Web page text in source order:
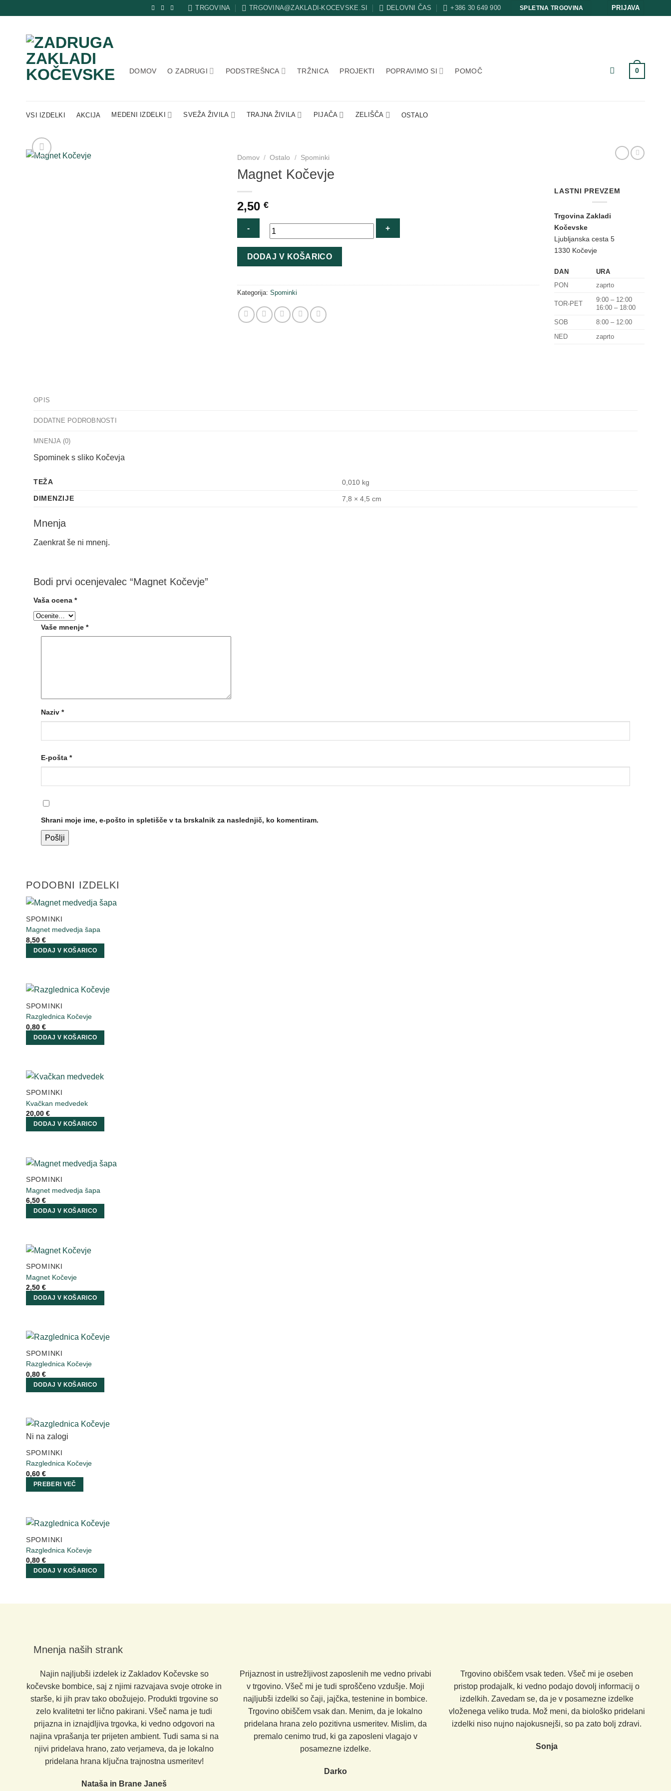
to
TRGOVINA TRGOVINA@ZAKLADI-KOCEVSKE.SI DELOVNI ČAS +386 30 649 900 SPLETNA TRGOVINA PRIJAVA
DOMOV O ZADRUGI PODSTREŠNCA TRŽNICA PROJEKTI POPRAVIMO SI POMOČ 0
VSI IZDELKI AKCIJA MEDENI IZDELKI SVEŽA ŽIVILA TRAJNA ŽIVILA PIJAČA ZELIŠČA OSTALO
Domov / Ostalo / Spominki
Magnet Kočevje
2,50€
Magnet
DODAJ V KOŠARICO
Kategorija:Spominki
LASTNI PREVZEM
Trgovina Zakladi
Kočevske
Ljubljanska cesta 5
1330 Kočevje
DAN
URA
PON
zaprto
TOR-PET
9:00 – 12:00
16:00 – 18:00
SOB
8:00 – 12:00
NED
zaprto
OPIS
DODATNE PODROBNOSTI
MNENJA (0)
Spominek s sliko Kočevja
TEŽA
0,010 kg
DIMENZIJE
7,8 × 4,5 cm
Mnenja
Zaenkrat še ni mnenj.
Bodi prvi ocenjevalec “Magnet Kočevje”
Vaša ocena *
Vaše mnenje *
Naziv *
E-pošta *
Shrani moje ime, e-pošto in spletišče v ta brskalnik za naslednjič, ko komentiram.
PODOBNI IZDELKI
SPOMINKI
Magnet medvedja šapa
8,50 €
DODAJ V KOŠARICO
SPOMINKI
Razglednica Kočevje
0,80 €
DODAJ V KOŠARICO
SPOMINKI
Kvačkan medvedek
20,00 €
DODAJ V KOŠARICO
SPOMINKI
Magnet medvedja šapa
6,50 €
DODAJ V KOŠARICO
SPOMINKI
Magnet Kočevje
2,50 €
DODAJ V KOŠARICO
SPOMINKI
Razglednica Kočevje
0,80 €
DODAJ V KOŠARICO
Ni na zalogi
SPOMINKI
Razglednica Kočevje
0,60 €
PREBERI VEČ
SPOMINKI
Razglednica Kočevje
0,80 €
DODAJ V KOŠARICO
Mnenja naših strank
Najin najljubši izdelek iz Zakladov Kočevske so
kočevske bombice, saj z njimi razvajava svoje otroke in
starše, ki jih prav tako obožujejo. Produkti trgovine so
zelo kvalitetni ter lično pakirani. Všeč nama je tudi
prijazna in iznajdljiva trgovka, ki vedno odgovori na
najina vprašanja ter prijeten ambient. Tudi sama si na
njivi pridelava hrano, zato verjameva, da je lokalno
pridelana hrana ključna trajnostna usmeritev!
Nataša in Brane Janeš
Prijaznost in ustrežljivost zaposlenih me vedno privabi
v trgovino. Všeč mi je tudi sproščeno vzdušje. Moji
najljubši izdelki so čaji, jajčka, testenine in bombice.
Trgovino obiščem vsak dan. Menim, da je lokalno
pridelana hrana zelo pozitivna usmeritev. Mislim, da
premalo cenimo trud, ki ga zaposleni vlagajo v
posamezne izdelke.
Darko
Trgovino obiščem vsak teden. Všeč mi je oseben
pristop prodajalk, ki vedno podajo dovolj informacij o
izdelkih. Zavedam se, da je v posamezne izdelke
vloženega veliko truda. Mož meni, da biološko pridelani
izdelki niso nujno najokusnejši, so pa zato bolj zdravi.
Sonja